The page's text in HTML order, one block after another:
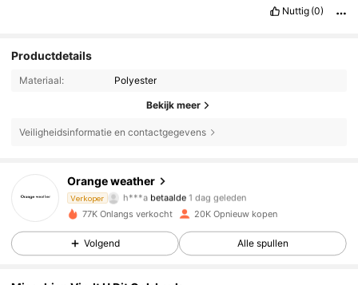
Nuttig (0)
Productdetails
Materiaal: Polyester
Bekijk meer
Veiligheidsinformatie en contactgegevens
Orange weather
Verkoper
4.81
1K Volgers
h***a betaalde 1 dag geleden
4.81 1K Volgers
77K Onlangs verkocht 20K Opnieuw kopen
Volgend Alle spullen